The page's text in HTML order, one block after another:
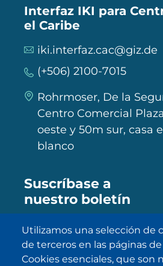
Interfaz IKI para
el Caribe
iki.interfaz.cac@giz.de
(+506) 2100-7015
Rohrmoser, De la
Centro Comercial
oeste y 50m sur, casa
blanco
Suscríbase a
nuestro boletín
SUBSCRIBE
Utilizamos una selección de
de terceros en las páginas
Cookies esenciales, que son